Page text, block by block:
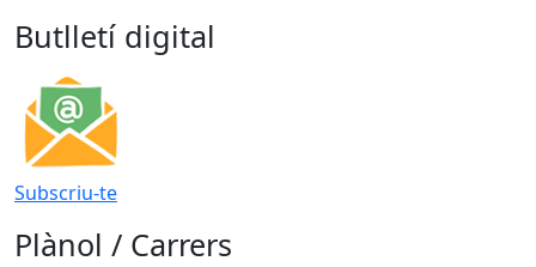
Butlletí digital
Subscriu-te
Plànol / Carrers